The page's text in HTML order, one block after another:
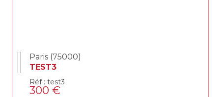
Paris (75000)
TEST3
Réf : test3
300 €